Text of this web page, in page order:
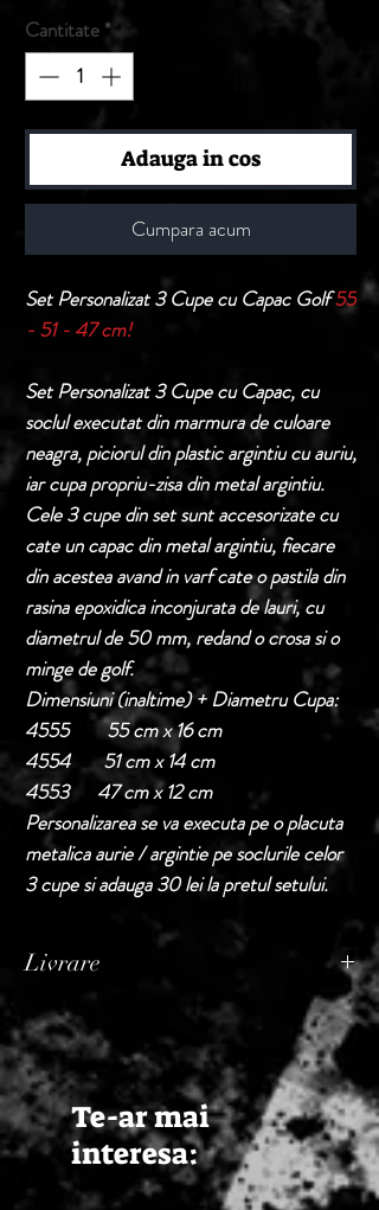
Cantitate *
Adauga in cos
Cumpara acum
Set Personalizat 3 Cupe cu Capac Golf55
- 51 - 47 cm!
Set Personalizat 3 Cupe cu Capac, cu
soclul executat din marmura de culoare
neagra, piciorul din plastic argintiu cu auriu,
iar cupa propriu-zisa din metal argintiu.
Cele 3 cupe din set sunt accesorizate cu
cate un capac din metal argintiu, fiecare
din acestea avand in varf cate o pastila din
rasina epoxidica inconjurata de lauri, cu
diametrul de 50 mm, redand o crosa si o
minge de golf.
Dimensiuni (inaltime) + Diametru Cupa:
4555 55 cm x 16 cm
4554 51 cm x 14 cm
4553 47 cm x 12 cm
Personalizarea se va executa pe o placuta
metalica aurie / argintie pe soclurile celor
3 cupe si adauga 30 lei la pretul setului.
Livrare
Termen de livrare: 1 - 2 zile lucratoare, din
momentul confirmarii comenzii de catre
Seller.
Te-ar mai
interesa: